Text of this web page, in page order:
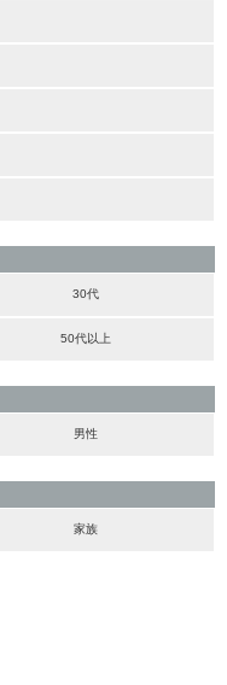
30代
50代以上
男性
家族